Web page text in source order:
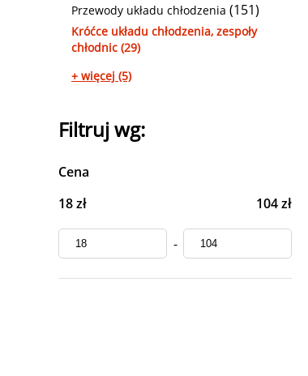
Przewody układu chłodzenia (151)
Króćce układu chłodzenia, zespoły
chłodnic (29)
+ więcej (5)
Filtruj wg:
Cena
18 zł
104 zł
-